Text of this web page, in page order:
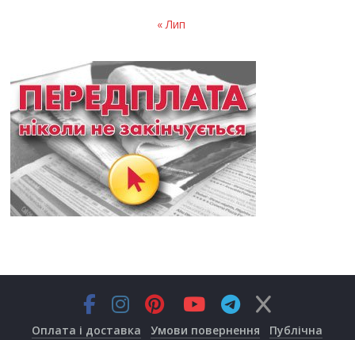
« Лип
Оплата і доставка Умови повернення
Публічна